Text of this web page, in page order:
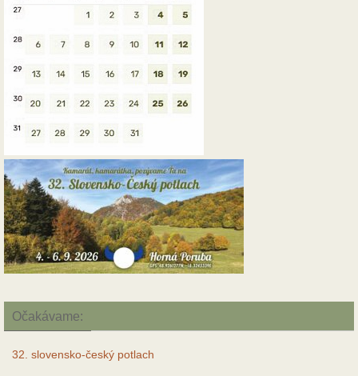
Očakávame:
32. slovensko-český potlach